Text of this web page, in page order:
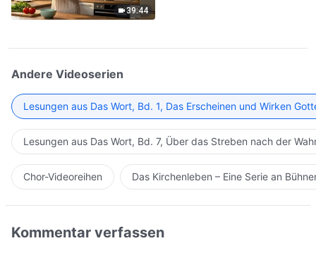
39:44
Andere Videoserien
Lesungen aus Das Wort, Bd. 1, Das Erscheinen und Wirken
Lesungen aus Das Wort, Bd. 7, Über das Streben nach der
Chor-Videoreihen Das Kirchenleben – Eine Serie an
Kommentar verfassen